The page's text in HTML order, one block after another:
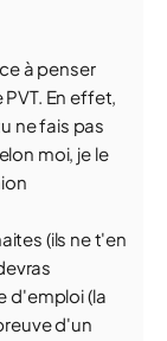
à penser
En effet,
ne fais pas
moi, je le
(ils ne t'en
d'emploi (la
d'un